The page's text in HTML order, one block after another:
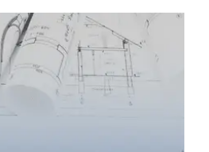
de Léa Maunier –
architecte